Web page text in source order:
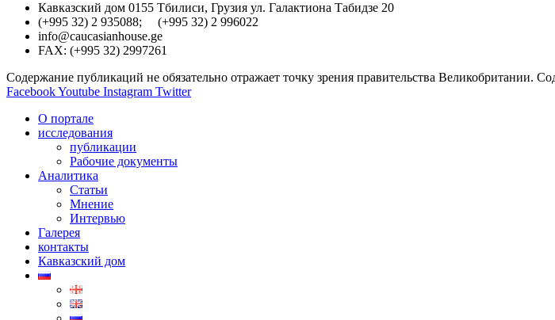
Кавказский дом 0155 Тбилиси, Грузия ул. Галактиона Табидзе 20
(+995 32) 2 935088; (+995 32) 2 996022
info@caucasianhouse.ge
FAX: (+995 32) 2997261
Содержание публикаций не обязательно отражает точку зрения правительства Великобритании.
FacebookYoutube Instagram Twitter
О портале
исследования
публикации
Рабочие документы
Аналитика
Статьи
Мнение
Интервью
Галерея
контакты
Кавказский дом